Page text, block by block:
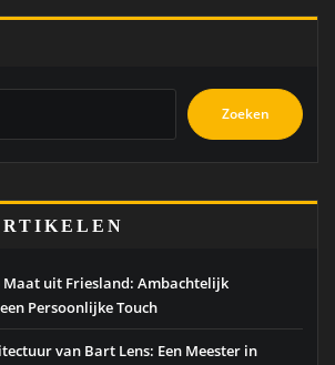
Zoeken
Maat uit Friesland: Ambachtelijk
Persoonlijke Touch
van Bart Lens: Een Meester in